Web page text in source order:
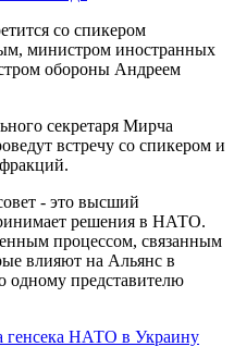
со спикером
министром иностранных
обороны Андреем
секретаря Мирча
встречу со спикером и
- это высший
решения в НАТО.
процессом, связанным
влияют на Альянс в
одному представителю
генсека НАТО в Украину